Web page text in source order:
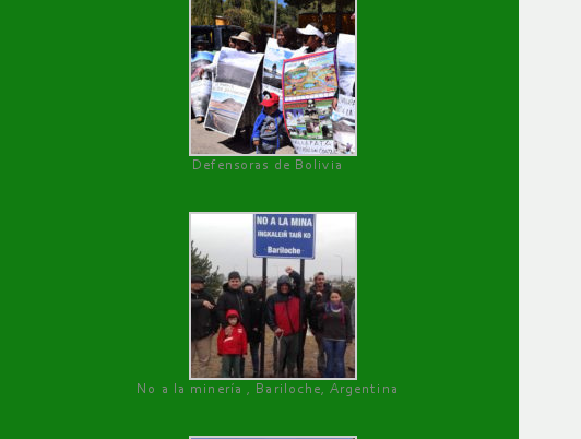
Defensoras de Bolivia
No a la minería , Bariloche, Argentina